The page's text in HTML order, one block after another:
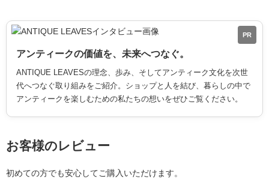
PR
アンティークの価値を、未来へつなぐ。
ANTIQUE LEAVESの理念、歩み、そしてアンティーク文化を次世
代へつなぐ取り組みをご紹介。ショップと人を結び、暮らしの中で
アンティークを楽しむための私たちの想いをぜひご覧ください。
お客様のレビュー
初めての方でも安心してご購入いただけます。